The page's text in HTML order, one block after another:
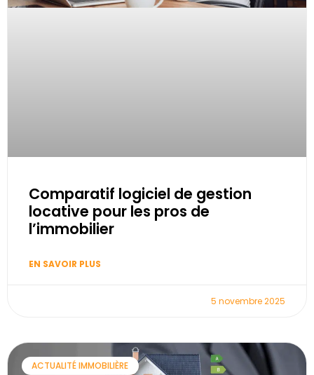
Comparatif logiciel de gestion
locative pour les pros de
l’immobilier
EN SAVOIR PLUS
5 novembre 2025
ACTUALITÉ IMMOBILIÈRE